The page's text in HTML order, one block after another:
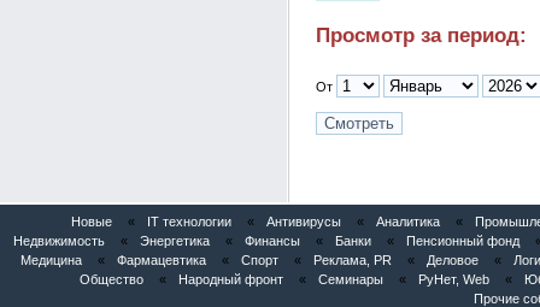
Просмотр за период:
От
Новые « IT технологии « Антивирусы « Аналитика «
Недвижимость
« Энергетика « Финансы « Банки « Пенсионный фонд
Медицина
« Фармацевтика « Спорт « Реклама, PR « Деловое «
Общество
« Народный фронт « Семинары « РуНет, Web «
Прочие